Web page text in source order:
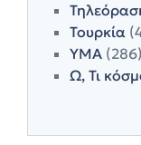
Τουρκία
ΥΜΑ (286)
Ω, Τι